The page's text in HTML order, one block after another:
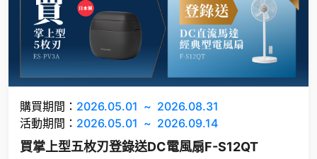
購買期間： 2026.05.01 ~ 2026.08.31
活動期間： 2026.05.01 ~ 2026.09.14
買掌上型五枚刃登錄送DC電風扇F-S12QT